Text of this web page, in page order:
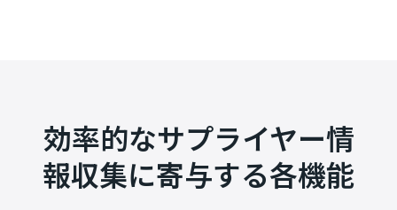
効率的なサプライヤー情
報収集に寄与する各機能